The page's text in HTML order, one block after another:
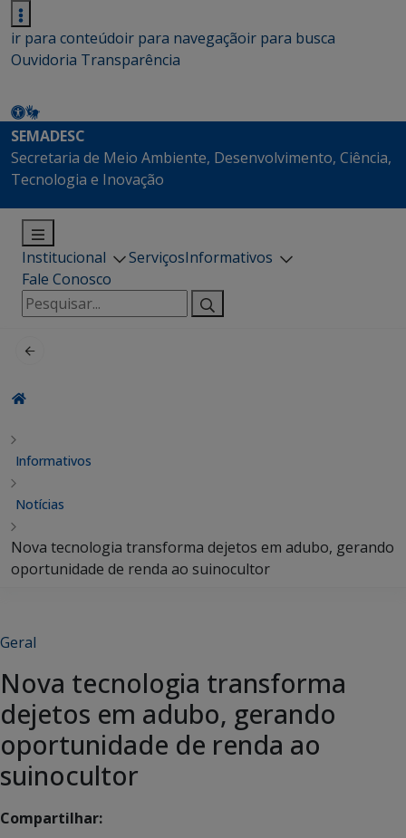
ir para conteúdoir para navegaçãoir para busca
Ouvidoria Transparência
SEMADESC
Secretaria de Meio Ambiente, Desenvolvimento, Ciência,
Tecnologia e Inovação
Institucional ServiçosInformativos
Fale Conosco
Pesquisar
por:
Informativos
Notícias
Nova tecnologia transforma dejetos em adubo, gerando
oportunidade de renda ao suinocultor
Geral
Nova tecnologia transforma
dejetos em adubo, gerando
oportunidade de renda ao
suinocultor
Compartilhar: